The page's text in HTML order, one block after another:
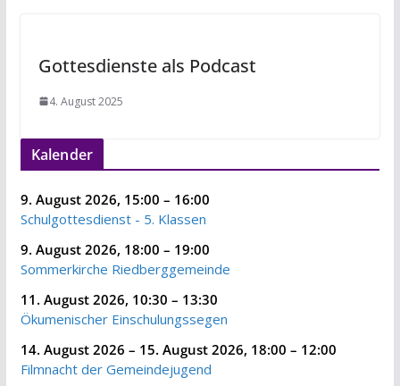
Gottesdienste als Podcast
4. August 2025
Kalender
9. August 2026, 15:00 – 16:00
Schulgottesdienst - 5. Klassen
9. August 2026, 18:00 – 19:00
Sommerkirche Riedberggemeinde
11. August 2026, 10:30 – 13:30
Ökumenischer Einschulungssegen
14. August 2026 – 15. August 2026, 18:00 – 12:00
Filmnacht der Gemeindejugend